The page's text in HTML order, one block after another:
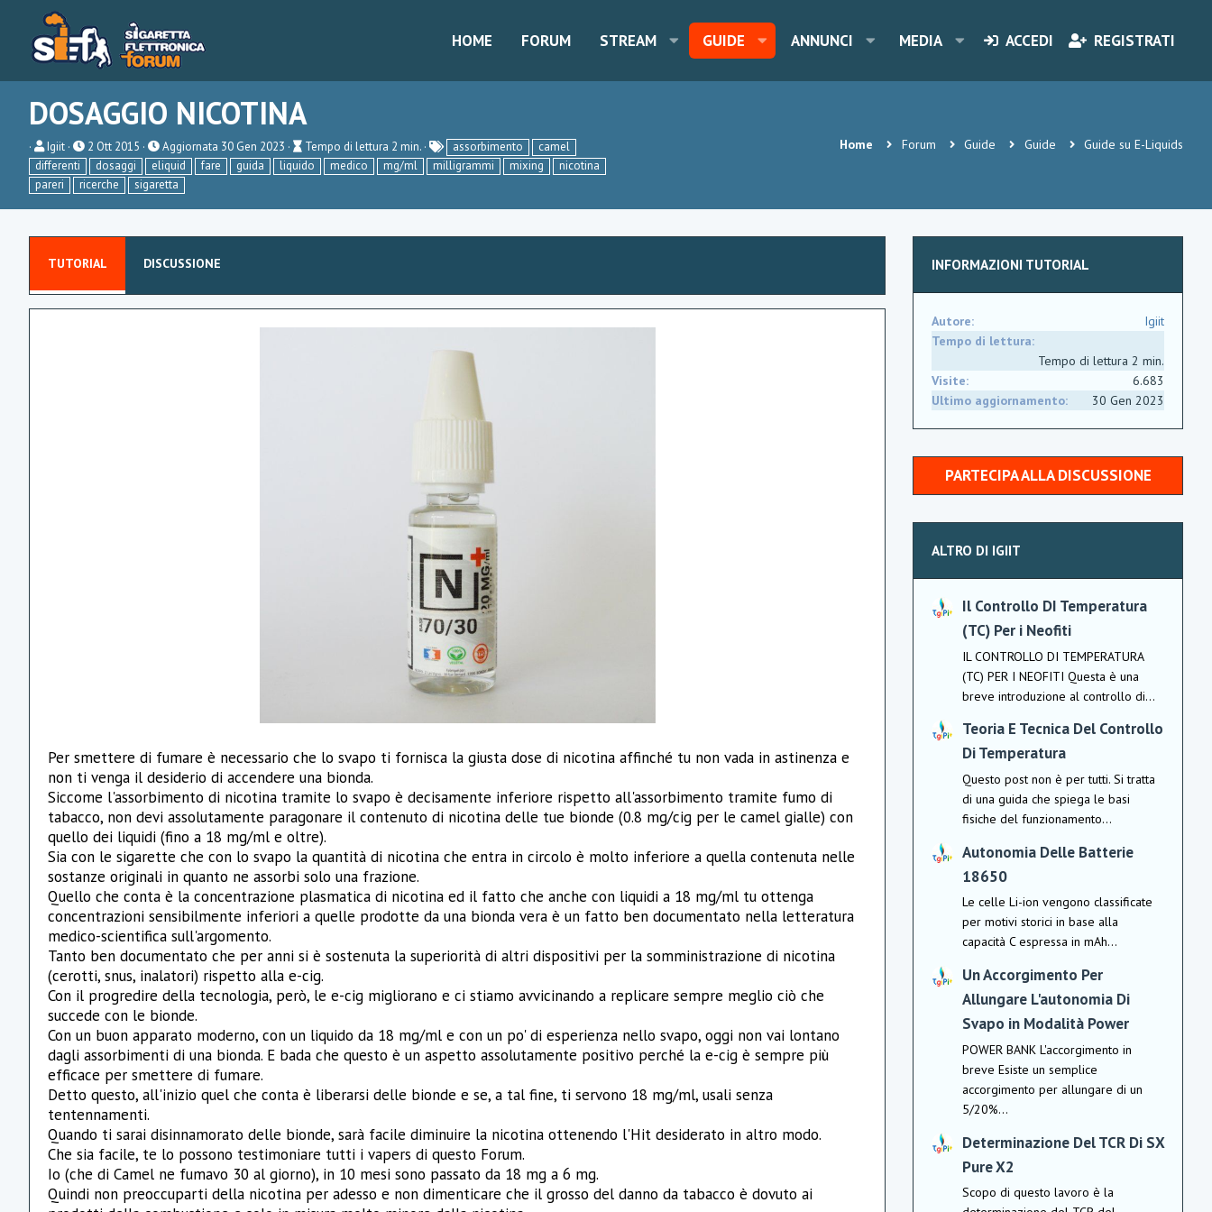
HOME FORUM STREAM GUIDE ANNUNCI MEDIA ACCEDI REGISTRATI
DOSAGGIO NICOTINA
A
u
t
o
Igiit
P
u
b
l
a
e
2 Ott 2015 Aggiornata 30 Gen 2023
T
e
m
a
Tempo di lettura 2 min.
T
a
g
assorbimento
camel
differenti
dosaggi eliquid fare guida liquido medico mg/ml milligrammi mixing
nicotina
pareri
ricerche sigaretta
Home Forum Guide Guide Guide su E-Liquids
TUTORIAL DISCUSSIONE
Per smettere di fumare è necessario che lo svapo ti fornisca la giusta dose di nicotina affinché tu non vada in astinenza e
non ti venga il desiderio di accendere una bionda.
Siccome l'assorbimento di nicotina tramite lo svapo è decisamente inferiore rispetto all'assorbimento tramite fumo di
tabacco, non devi assolutamente paragonare il contenuto di nicotina delle tue bionde (0.8 mg/cig per le camel gialle) con
quello dei liquidi (fino a 18 mg/ml e oltre).
Sia con le sigarette che con lo svapo la quantità di nicotina che entra in circolo è molto inferiore a quella contenuta nelle
sostanze originali in quanto ne assorbi solo una frazione.
Quello che conta è la concentrazione plasmatica di nicotina ed il fatto che anche con liquidi a 18 mg/ml tu ottenga
concentrazioni sensibilmente inferiori a quelle prodotte da una bionda vera è un fatto ben documentato nella letteratura
medico-scientifica sull'argomento.
Tanto ben documentato che per anni si è sostenuta la superiorità di altri dispositivi per la somministrazione di nicotina
(cerotti, snus, inalatori) rispetto alla e-cig.
Con il progredire della tecnologia, però, le e-cig migliorano e ci stiamo avvicinando a replicare sempre meglio ciò che
succede con le bionde.
Con un buon apparato moderno, con un liquido da 18 mg/ml e con un po' di esperienza nello svapo, oggi non vai lontano
dagli assorbimenti di una bionda. E bada che questo è un aspetto assolutamente positivo perché la e-cig è sempre più
efficace per smettere di fumare.
Detto questo, all'inizio quel che conta è liberarsi delle bionde e se, a tal fine, ti servono 18 mg/ml, usali senza
tentennamenti.
Quando ti sarai disinnamorato delle bionde, sarà facile diminuire la nicotina ottenendo l'Hit desiderato in altro modo.
Che sia facile, te lo possono testimoniare tutti i vapers di questo Forum.
Io (che di Camel ne fumavo 30 al giorno), in 10 mesi sono passato da 18 mg a 6 mg.
Quindi non preoccuparti della nicotina per adesso e non dimenticare che il grosso del danno da tabacco è dovuto ai
INFORMAZIONI TUTORIAL
Autore
Igiit
Tempo di lettura
Tempo di lettura 2 min.
Visite
6.683
Ultimo aggiornamento
30 Gen 2023
PARTECIPA ALLA DISCUSSIONE
ALTRO DI IGIIT
Il Controllo DI Temperatura
(TC) Per i Neofiti
IL CONTROLLO DI TEMPERATURA
(TC) PER I NEOFITI Questa è una
breve introduzione al controllo di...
Teoria E Tecnica Del Controllo
Di Temperatura
Questo post non è per tutti. Si tratta
di una guida che spiega le basi
fisiche del funzionamento...
Autonomia Delle Batterie
18650
Le celle Li-ion vengono classificate
per motivi storici in base alla
capacità C espressa in mAh...
Un Accorgimento Per
Allungare L'autonomia Di
Svapo in Modalità Power
POWER BANK L'accorgimento in
breve Esiste un semplice
accorgimento per allungare di un
5/20%...
Determinazione Del TCR Di SX
Pure X2
Scopo di questo lavoro è la